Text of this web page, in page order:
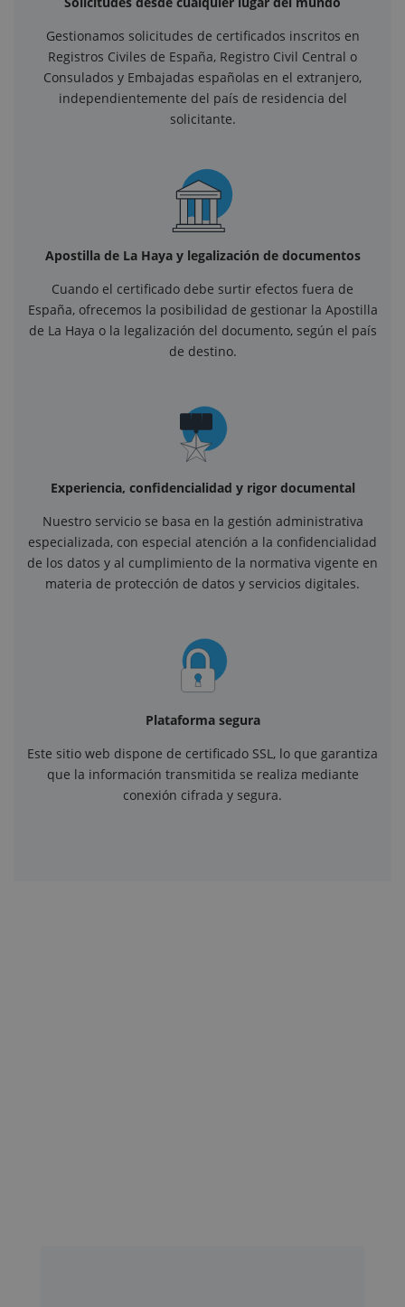
Gestionamos solicitudes de certificados inscritos en
Registros Civiles de España, Registro Civil Central o
Consulados y Embajadas españolas en el extranjero,
independientemente del país de residencia del
solicitante.
Apostilla de La Haya y legalización de documentos
Cuando el certificado debe surtir efectos fuera de
España, ofrecemos la posibilidad de gestionar la Apostilla
de La Haya o la legalización del documento, según el país
de destino.
Experiencia, confidencialidad y rigor documental
Nuestro servicio se basa en la gestión administrativa
especializada, con especial atención a la confidencialidad
de los datos y al cumplimiento de la normativa vigente en
materia de protección de datos y servicios digitales.
Plataforma segura
Este sitio web dispone de certificado SSL, lo que garantiza
que la información transmitida se realiza mediante
conexión cifrada y segura.